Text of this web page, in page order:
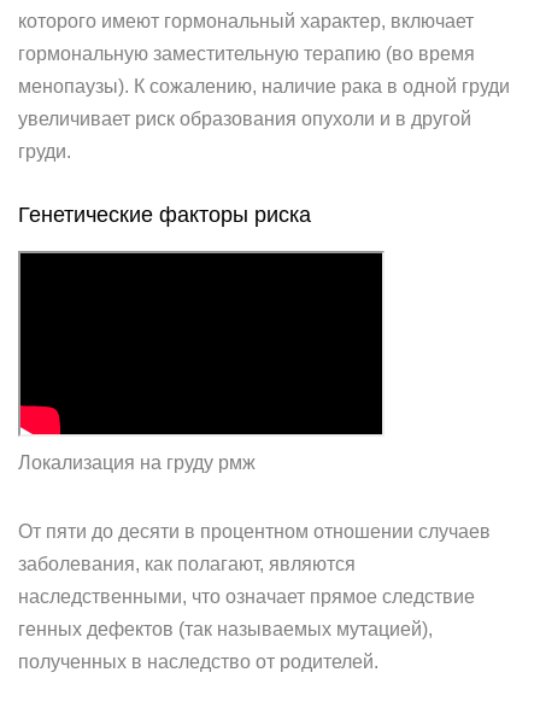
которого имеют гормональный характер, включает
гормональную заместительную терапию (во время
менопаузы). К сожалению, наличие рака в одной груди
увеличивает риск образования опухоли и в другой
груди.
Генетические факторы риска
Локализация на груду рмж
От пяти до десяти в процентном отношении случаев
заболевания, как полагают, являются
наследственными, что означает прямое следствие
генных дефектов (так называемых мутацией),
полученных в наследство от родителей.